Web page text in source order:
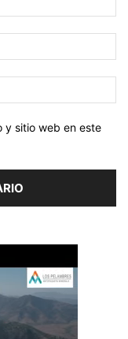
y sitio web en este